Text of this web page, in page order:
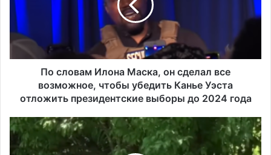
а
м
И
М
а
По словам Илона Маска, он сделал все
возможное, чтобы убедить Канье Уэста
отложить президентские выборы до 2024 года
О
т